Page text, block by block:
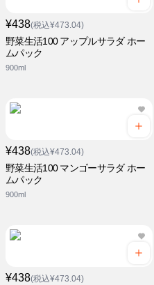
¥438(税込¥473.04)
野菜生活100 アップルサラダ ホー
ムパック
900ml
¥438(税込¥473.04)
野菜生活100 マンゴーサラダ ホー
ムパック
900ml
¥438(税込¥473.04)